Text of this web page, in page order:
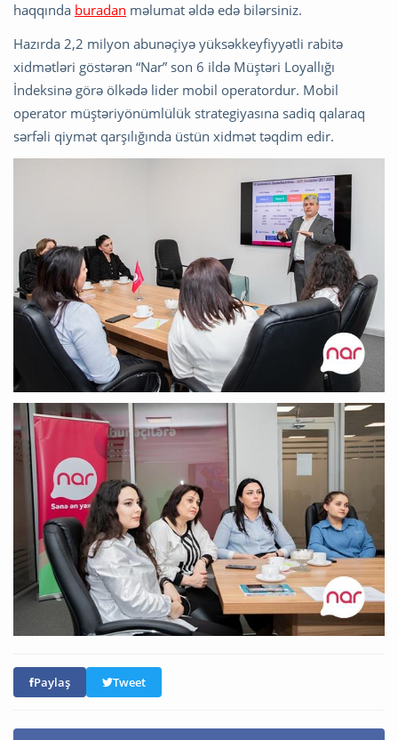
haqqında buradan məlumat əldə edə bilərsiniz.
Hazırda 2,2 milyon abunəçiyə yüksəkkeyfiyyətli rabitə
xidmətləri göstərən “Nar” son 6 ildə Müştəri Loyallığı
İndeksinə görə ölkədə lider mobil operatordur. Mobil
operator müştəriyönümlülük strategiyasına sadiq qalaraq
sərfəli qiymət qarşılığında üstün xidmət təqdim edir.
Paylaş Tweet